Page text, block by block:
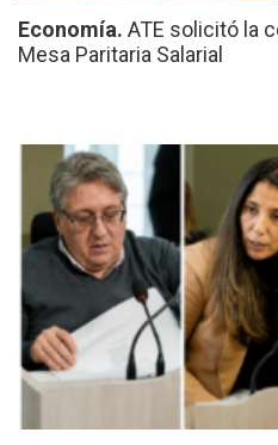
Economía. ATE solicitó la
Mesa Paritaria Salarial